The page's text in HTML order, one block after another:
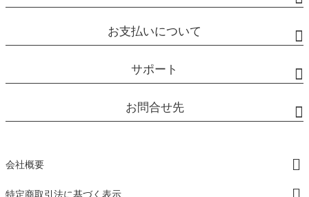
お支払いについて
サポート
お問合せ先
会社概要
特定商取引法に基づく表示